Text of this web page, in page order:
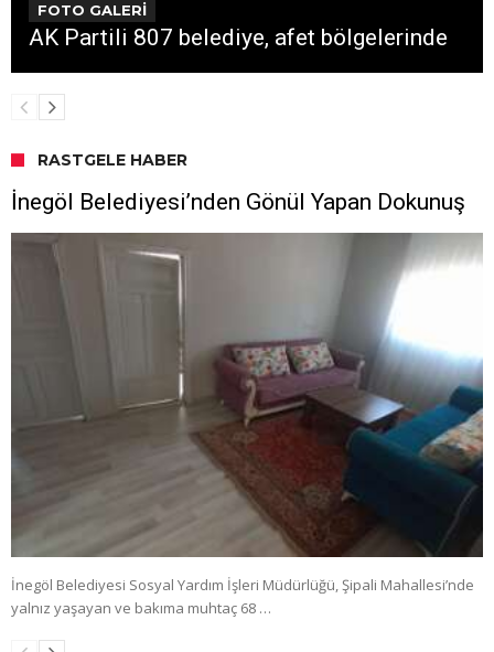
FOTO GALERİ
AK Partili 807 belediye, afet bölgelerinde
RASTGELE HABER
İnegöl Belediyesi’nden Gönül Yapan Dokunuş
İnegöl Belediyesi Sosyal Yardım İşleri Müdürlüğü, Şipali Mahallesi’nde
yalnız yaşayan ve bakıma muhtaç 68 …